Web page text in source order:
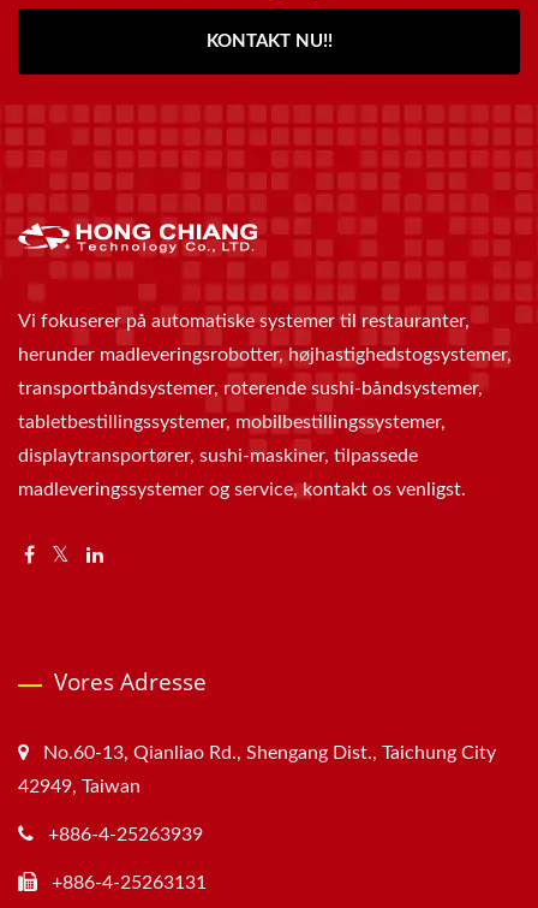
KONTAKT NU!!
Vi fokuserer på automatiske systemer til restauranter,
herunder madleveringsrobotter, højhastighedstogsystemer,
transportbåndsystemer, roterende sushi-båndsystemer,
tabletbestillingssystemer, mobilbestillingssystemer,
displaytransportører, sushi-maskiner, tilpassede
madleveringssystemer og service, kontakt os venligst.
Vores Adresse
No.60-13, Qianliao Rd., Shengang Dist., Taichung City
42949, Taiwan
+886-4-25263939
+886-4-25263131